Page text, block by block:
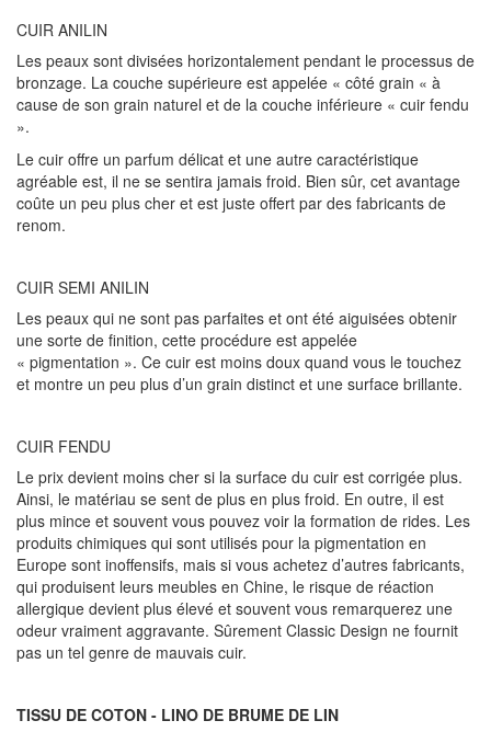
CUIR ANILIN
Les peaux sont divisées horizontalement pendant le processus de
bronzage. La couche supérieure est appelée « côté grain « à
cause de son grain naturel et de la couche inférieure « cuir fendu
».
Le cuir offre un parfum délicat et une autre caractéristique
agréable est, il ne se sentira jamais froid. Bien sûr, cet avantage
coûte un peu plus cher et est juste offert par des fabricants de
renom.
CUIR SEMI ANILIN
Les peaux qui ne sont pas parfaites et ont été aiguisées obtenir
une sorte de finition, cette procédure est appelée
« pigmentation ». Ce cuir est moins doux quand vous le touchez
et montre un peu plus d’un grain distinct et une surface brillante.
CUIR FENDU
Le prix devient moins cher si la surface du cuir est corrigée plus.
Ainsi, le matériau se sent de plus en plus froid. En outre, il est
plus mince et souvent vous pouvez voir la formation de rides. Les
produits chimiques qui sont utilisés pour la pigmentation en
Europe sont inoffensifs, mais si vous achetez d’autres fabricants,
qui produisent leurs meubles en Chine, le risque de réaction
allergique devient plus élevé et souvent vous remarquerez une
odeur vraiment aggravante. Sûrement Classic Design ne fournit
pas un tel genre de mauvais cuir.
TISSU DE COTON - LINO DE BRUME DE LIN